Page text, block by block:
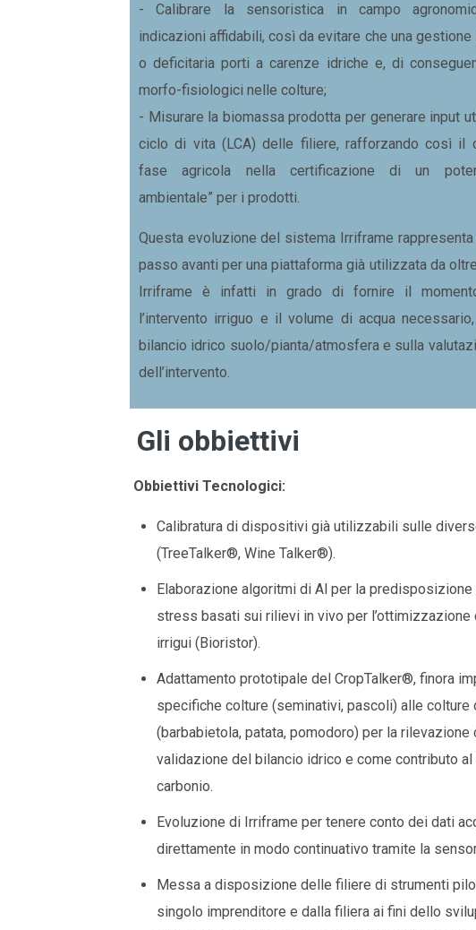
- Calibrare la sensoristica in campo
indicazioni affidabili, così da evitare che una gestione
o deficitaria porti a carenze idriche e, di
morfo-fisiologici nelle colture;
- Misurare la biomassa prodotta per generare input
ciclo di vita (LCA) delle filiere, rafforzando così il
fase agricola nella certificazione di un
ambientale” per i prodotti.
Questa evoluzione del sistema Irriframe
passo avanti per una piattaforma già utilizzata da
Irriframe è infatti in grado di fornire il
l’intervento irriguo e il volume di acqua
bilancio idrico suolo/pianta/atmosfera e sulla
dell’intervento.
Gli obbiettivi
Obbiettivi Tecnologici:
Calibratura di dispositivi già utilizzabili sulle
(TreeTalker®, Wine Talker®).
Elaborazione algoritmi di Al per la
stress basati sui rilievi in vivo per
irrigui (Bioristor).
Adattamento prototipale del CropTalker®, finora
specifiche colture (seminativi, pascoli) alle
(barbabietola, patata, pomodoro) per la rilevazione
validazione del bilancio idrico e come contributo al
carbonio.
Evoluzione di Irriframe per tenere conto dei dati
direttamente in modo continuativo tramite la
Messa a disposizione delle filiere di strumenti
singolo imprenditore e dalla filiera ai fini dello